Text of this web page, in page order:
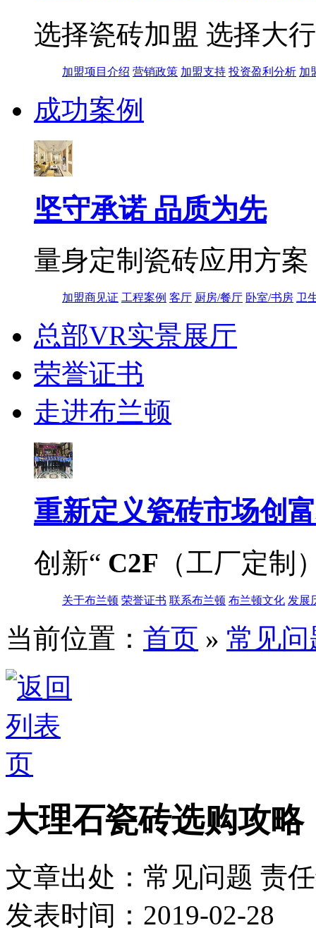
选择瓷砖加盟 选择大
加盟项目介绍 营销政策 加盟支持 投资盈利分析 加
成功案例
坚守承诺 品质为先
量身定制瓷砖应用方
加盟商见证 工程案例 客厅 厨房/餐厅 卧室/书房 卫
总部VR实景展厅
荣誉证书
走进布兰顿
重新定义瓷砖市场创
创新“ C2F （工厂定制
关于布兰顿 荣誉证书 联系布兰顿 布兰顿文化 发展
当前位置： 首页 » 常见问
大理石瓷砖选购攻略
文章出处：常见问题 责
发表时间：2019-02-28